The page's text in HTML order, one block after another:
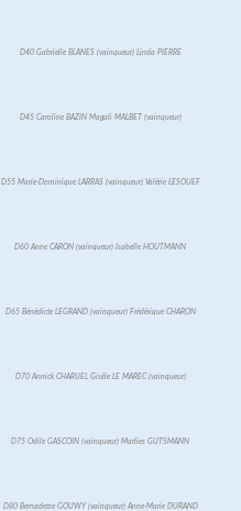
D40 Gabrielle BLANES (vainqueur) Linda PIERRE
D45 Caroline BAZIN Magali MALBET (vainqueur)
D55 Marie-Dominique LARRAS (vainqueur) Valérie LESOUEF
D60 Anne CARON (vainqueur) Isabelle HOUTMANN
D65 Bénédicte LEGRAND (vainqueur) Frédérique CHARON
D70 Annick CHARUEL Gisèle LE MAREC (vainqueur)
D75 Odile GASCOIN (vainqueur) Marlies GUTSMANN
D80 Bernadette GOUWY (vainqueur) Anne-Marie DURAND